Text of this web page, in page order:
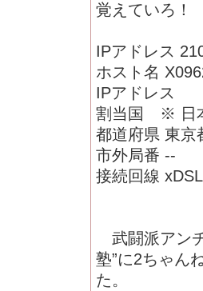
覚えていろ！
IPアドレス
ホスト名
IPアドレス
割当国 ※ 日
都道府県 東京
市外局番 --
接続回線 xDSL
武闘派アン
塾”に2ちゃん
た。